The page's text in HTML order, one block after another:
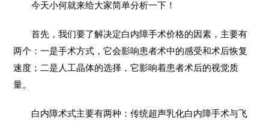
今天小何就来给大家简单分析一下！
首先，我们要了解决定白内障手术价格的因素，主要有
两个：一是手术方式，它会影响患者术中的感受和术后恢复
速度；二是人工晶体的选择，它影响着患者术后的视觉质
量。
白内障术式主要有两种：传统超声乳化白内障手术与飞